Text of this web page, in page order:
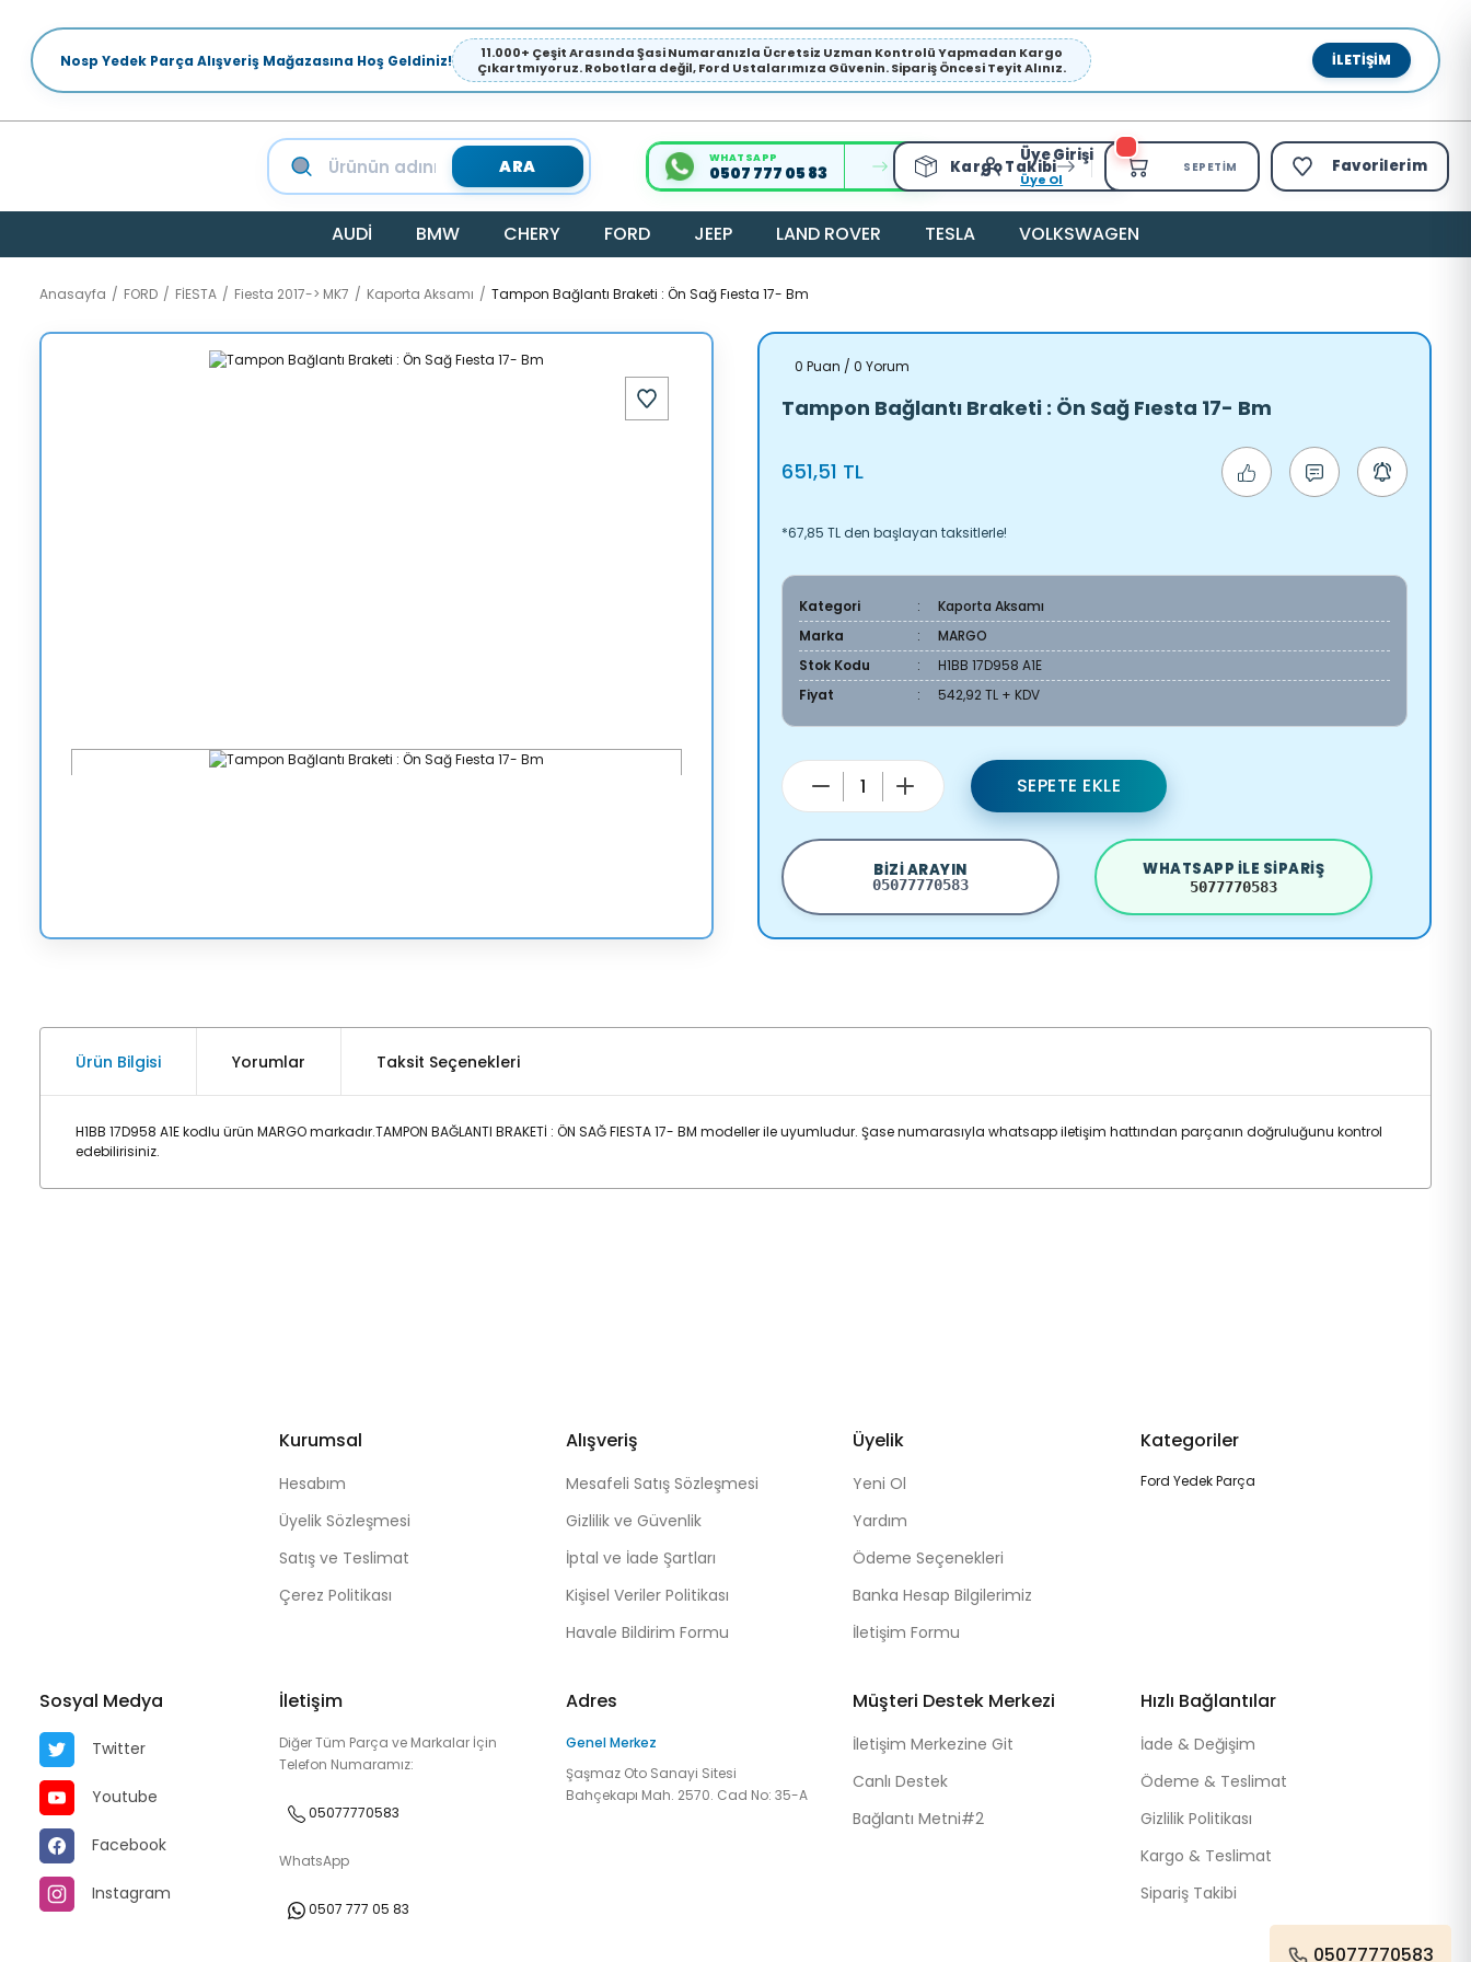
Nosp Yedek Parça Alışveriş Mağazasına Hoş Geldiniz!
11.000+ Çeşit Arasında Şasi Numaranızla Ücretsiz Uzman Kontrolü Yapmadan Kargo
Çıkartmıyoruz. Robotlara değil, Ford Ustalarımıza Güvenin. Sipariş Öncesi Teyit Alınız.
İLETIŞIM
ARA WHATSAPP
0507 777 05 83 Kargo Takibi
Üye Girişi
Üye Ol
SEPETIM Favorilerim
AUDİ BMW CHERY FORD JEEP LAND ROVER TESLA VOLKSWAGEN
Anasayfa FORD FİESTA Fiesta 2017-> MK7 Kaporta Aksamı Tampon Bağlantı Braketi : Ön Sağ Fıesta 17- Bm
0 Puan / 0 Yorum
Tampon Bağlantı Braketi : Ön Sağ Fıesta 17- Bm
651,51 TL
*67,85 TL den başlayan taksitlerle!
Kategori
Kaporta Aksamı
Marka
MARGO
Stok Kodu
H1BB 17D958 A1E
Fiyat
542,92 TL + KDV
SEPETE EKLE
BIZI ARAYIN
05077770583
WHATSAPP ILE SIPARIŞ
5077770583
Ürün Bilgisi Yorumlar Taksit Seçenekleri
H1BB 17D958 A1E kodlu ürün MARGO markadır.TAMPON BAĞLANTI BRAKETİ : ÖN SAĞ FIESTA 17- BM modeller ile uyumludur. Şase numarasıyla whatsapp iletişim hattından parçanın doğruluğunu kontrol
edebilirisiniz.
Kurumsal
Hesabım
Üyelik Sözleşmesi
Satış ve Teslimat
Çerez Politikası
Alışveriş
Mesafeli Satış Sözleşmesi
Gizlilik ve Güvenlik
İptal ve İade Şartları
Kişisel Veriler Politikası
Havale Bildirim Formu
Üyelik
Yeni Ol
Yardım
Ödeme Seçenekleri
Banka Hesap Bilgilerimiz
İletişim Formu
Kategoriler
Ford Yedek Parça
Sosyal Medya
Twitter
Youtube
Facebook
Instagram
İletişim
Diğer Tüm Parça ve Markalar İçin
Telefon Numaramız:
05077770583
WhatsApp
0507 777 05 83
Adres
Genel Merkez
Şaşmaz Oto Sanayi Sitesi
Bahçekapı Mah. 2570. Cad No: 35-A
Müşteri Destek Merkezi
İletişim Merkezine Git
Canlı Destek
Bağlantı Metni#2
Hızlı Bağlantılar
İade & Değişim
Ödeme & Teslimat
Gizlilik Politikası
Kargo & Teslimat
Sipariş Takibi
05077770583